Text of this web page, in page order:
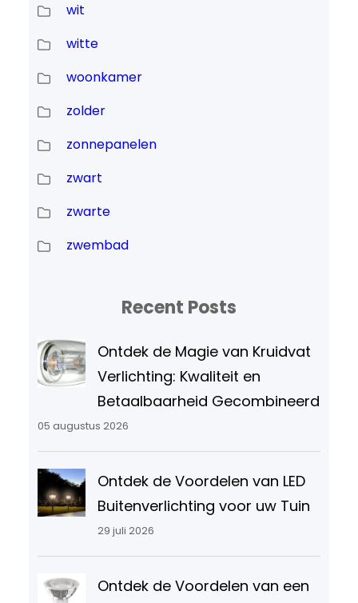
wit
witte
woonkamer
zolder
zonnepanelen
zwart
zwarte
zwembad
Recent Posts
Ontdek de Magie van Kruidvat
Verlichting: Kwaliteit en
Betaalbaarheid Gecombineerd
05 augustus 2026
Ontdek de Voordelen van LED
Buitenverlichting voor uw Tuin
29 juli 2026
Ontdek de Voordelen van een